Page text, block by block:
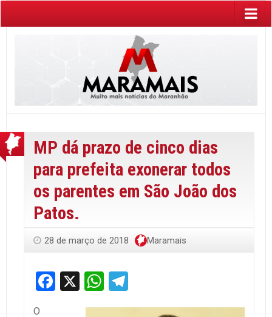
MP dá prazo de cinco dias
para prefeita exonerar todos
os parentes em São João dos
Patos.
28 de março de 2018 Maramais
Facebook
X WhatsApp
O